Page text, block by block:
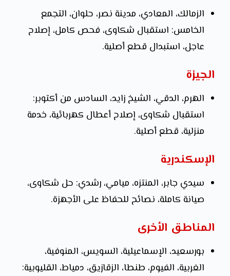
الزمالك، المعادي، مدينة نصر، حلوان، التجمع
الخامس: استقبال شكاوى، فحص كامل، إصلاح
عاجل، استبدال قطع أصلية.
الجيزة
الهرم، الدقي، الشيخ زايد، السادس من أكتوبر:
استقبال شكاوى، إصلاح أعطال كهربائية، خدمة
منزلية، قطع أصلية.
الإسكندرية
سيدي جابر، المنتزه، ميامي، رشدي: حل شكاوى،
صيانة كاملة، نصائح للحفاظ على الأجهزة.
المناطق الأخرى
بورسعيد، الإسماعيلية، السويس، المنوفية،
الغربية، الفيوم، طنطا، الزقازيق، دمياط، القليوبية: